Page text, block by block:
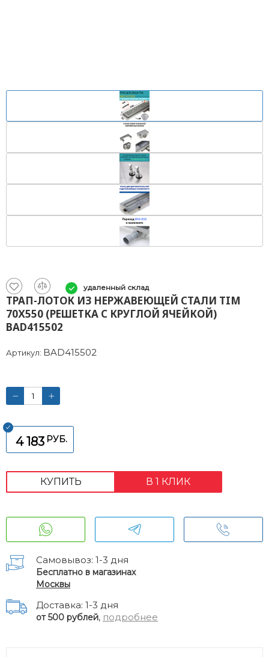
удаленный склад
ТРАП-ЛОТОК ИЗ НЕРЖАВЕЮЩЕЙ СТАЛИ TIM
70Х550 (РЕШЕТКА С КРУГЛОЙ ЯЧЕЙКОЙ)
BAD415502
Артикул: BAD415502
4 183 РУБ.
КУПИТЬ В 1 КЛИК
Самовывоз: 1-3 дня
Бесплатно в магазинах
Москвы
Доставка: 1-3 дня
от 500 рублей, подробнее